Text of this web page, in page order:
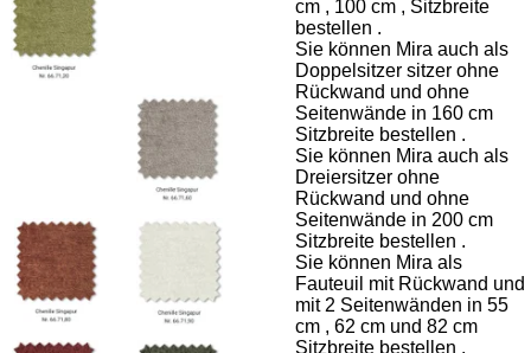
cm , 100 cm , Sitzbreite
bestellen .
Sie können Mira auch als
Doppelsitzer sitzer ohne
Rückwand und ohne
Seitenwände in 160 cm
Sitzbreite bestellen .
Sie können Mira auch als
Dreiersitzer ohne
Rückwand und ohne
Seitenwände in 200 cm
Sitzbreite bestellen .
Sie können Mira als
Fauteuil mit Rückwand und
mit 2 Seitenwänden in 55
cm , 62 cm und 82 cm
Sitzbreite bestellen .